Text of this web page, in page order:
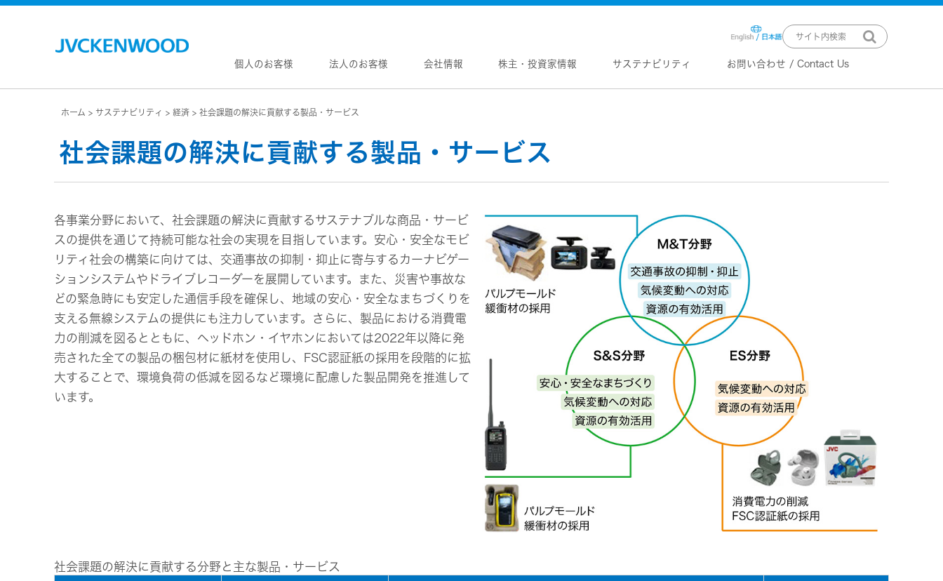
個人のお客様
JVCトップ
ビデオカメラ
ヘッドホン・イヤホン
ポータブル電源
プロジェクター
オーディオ
アクセサリー
スポーツコミュニケーションア
プリ
カーオーディオ)
オーディオ
無線通信
除菌消臭装置
ポータブル電源
Victor トップ
オーディオコンポ
ヘッドホン・イヤホン
ワイヤレスボイスレシーバー
（集音器）
ワイヤレスシアターシステム
ワイヤレススピーカー
音場特性カスタムサービス
(WiZMUSICトップ)
EXOFIELD
法人のお客様 会社情報
会社情報
マネジメントメッセージ
企業理念
事業概要
会社案内
経営体制
グループ体制・組織図
コーポレートガバナンス
事業等のリスク
リスクマネジメント
沿革
マルチステークホルダー方針
新卒採用
中途採用
株主・投資家情報
株主・投資家情報
個人投資家の皆様へ
マネジメントメッセージ
IR資料
株式情報
経営計画
資本市場との対話
資本コストや株価を意識した経営への取り
組み
事業概要
IRポリシー
アナリスト一覧
サステナビリティ
サステナビリティ
トップコミットメント
JVCケンウッドグループの
環境(E)
社会(S)
お問い合わせ / Contact Us
ホーム サステナビリティ 経済 社会課題の解決に貢献する製品・サービス
社会課題の解決に貢献する製品・サービス
各事業分野において、社会課題の解決に貢献するサステナブルな商品・サービ
スの提供を通じて持続可能な社会の実現を目指しています。安心・安全なモビ
リティ社会の構築に向けては、交通事故の抑制・抑止に寄与するカーナビゲー
ションシステムやドライブレコーダーを展開しています。また、災害や事故な
どの緊急時にも安定した通信手段を確保し、地域の安心・安全なまちづくりを
支える無線システムの提供にも注力しています。さらに、製品における消費電
力の削減を図るとともに、ヘッドホン・イヤホンにおいては2022年以降に発
売された全ての製品の梱包材に紙材を使用し、FSC認証紙の採用を段階的に拡
大することで、環境負荷の低減を図るなど環境に配慮した製品開発を推進して
います。
社会課題の解決に貢献する分野と主な製品・サービス